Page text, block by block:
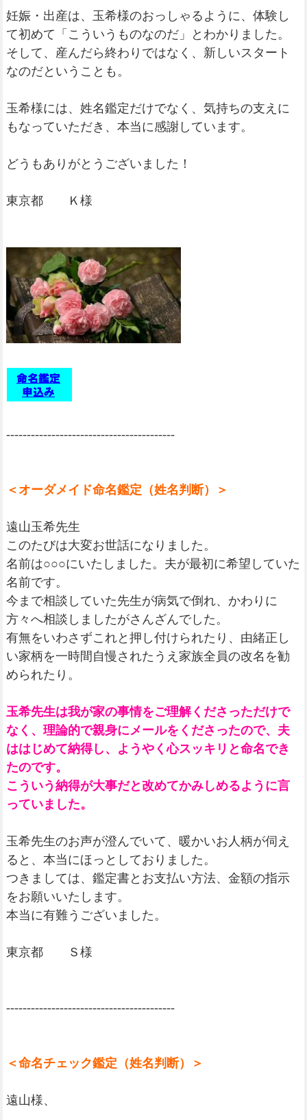
妊娠・出産は、玉希様のおっしゃるように、体験し
て初めて「こういうものなのだ」とわかりました。
そして、産んだら終わりではなく、新しいスタート
なのだということも。
玉希様には、姓名鑑定だけでなく、気持ちの支えに
もなっていただき、本当に感謝しています。
どうもありがとうございました！
東京都 Ｋ様
-----------------------------------------
＜オーダメイド命名鑑定（姓名判断）＞
遠山玉希先生
このたびは大変お世話になりました。
名前は○○○にいたしました。夫が最初に希望していた
名前です。
今まで相談していた先生が病気で倒れ、かわりに
方々へ相談しましたがさんざんでした。
有無をいわさずこれと押し付けられたり、由緒正し
い家柄を一時間自慢されたうえ家族全員の改名を勧
められたり。
玉希先生は我が家の事情をご理解くださっただけで
なく、理論的で親身にメールをくださったので、夫
ははじめて納得し、ようやく心スッキリと命名でき
たのです。
こういう納得が大事だと改めてかみしめるように言
っていました。
玉希先生のお声が澄んでいて、暖かいお人柄が伺え
ると、本当にほっとしておりました。
つきましては、鑑定書とお支払い方法、金額の指示
をお願いいたします。
本当に有難うございました。
東京都 Ｓ様
-----------------------------------------
＜命名チェック鑑定（姓名判断）＞
遠山様、